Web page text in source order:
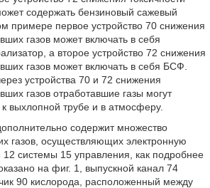
содержать бензиновый сажевый
примере первое устройство 70 снижения
газов может включать в себя
а второе устройство 72 снижения
газов может включать в себя БСФ.
устройства 70 и 72 снижения
газов отработавшие газы могут
выхлопной трубе и в атмосферу.
содержит множество
газов, осуществляющих электронную
12 системы 15 управления, как подробнее
на фиг. 1, выпускной канал 74
90 кислорода, расположенный между